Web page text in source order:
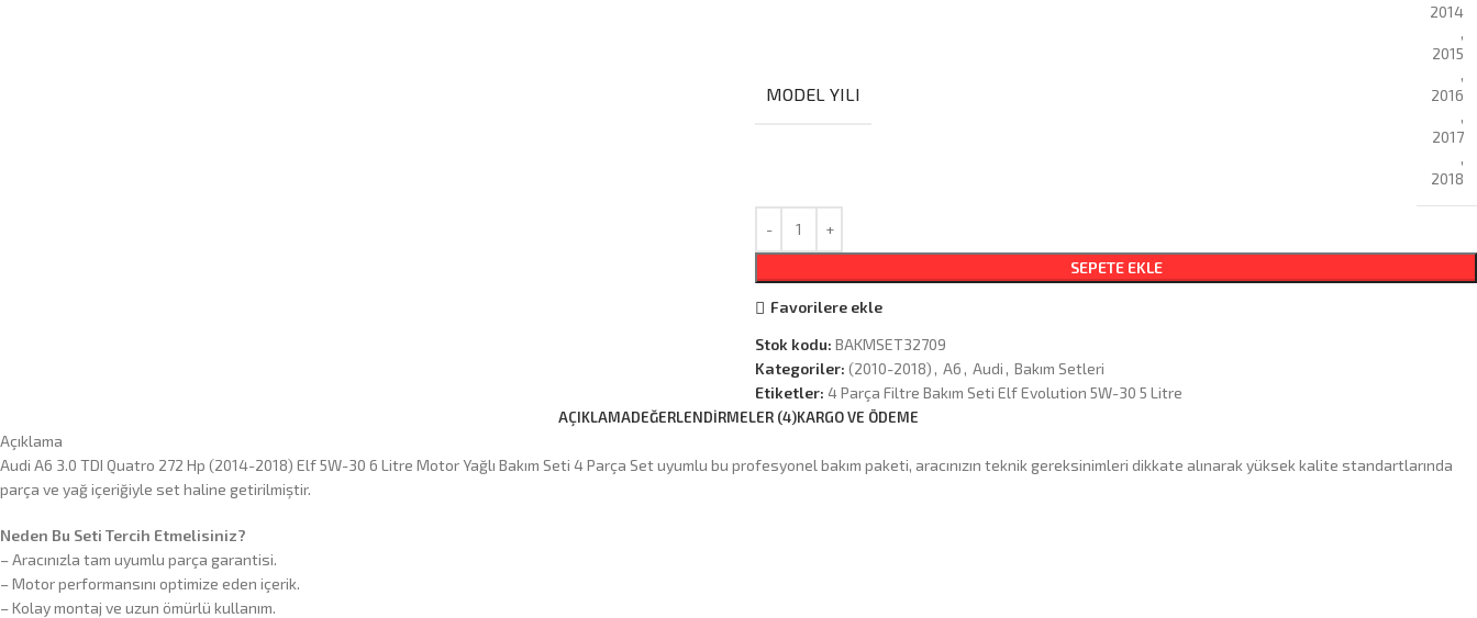
MODEL YILI
2014
,
2015
,
2016
,
2017
,
2018
SEPETE EKLE
Favorilere ekle
Stok kodu: BAKMSET32709
Kategoriler: (2010-2018) , A6 , Audi , Bakım Setleri
Etiketler: 4 Parça Filtre Bakım Seti Elf Evolution 5W-30 5 Litre
AÇIKLAMADEĞERLENDIRMELER (4)KARGO VE ÖDEME
Açıklama
Audi A6 3.0 TDI Quatro 272 Hp (2014-2018) Elf 5W-30 6 Litre Motor Yağlı Bakım Seti 4 Parça Set uyumlu bu profesyonel bakım paketi, aracınızın teknik gereksinimleri dikkate alınarak yüksek kalite standartlarında
parça ve yağ içeriğiyle set haline getirilmiştir.
Neden Bu Seti Tercih Etmelisiniz?
– Aracınızla tam uyumlu parça garantisi.
– Motor performansını optimize eden içerik.
– Kolay montaj ve uzun ömürlü kullanım.